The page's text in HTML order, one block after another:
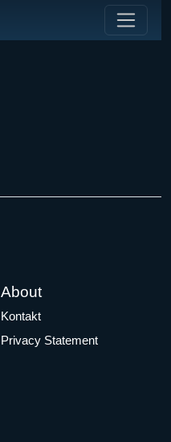
About
Kontakt
Privacy Statement